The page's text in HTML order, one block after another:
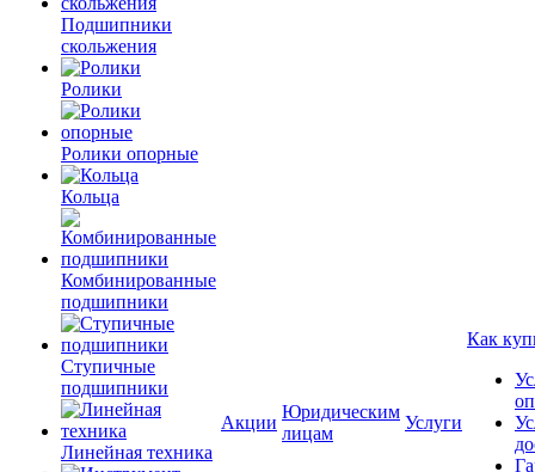
Подшипники
скольжения
Ролики
Ролики опорные
Кольца
Комбинированные
подшипники
Ступичные
подшипники
Линейная техника
Акции
Юридическим
лицам
Услуги
Как